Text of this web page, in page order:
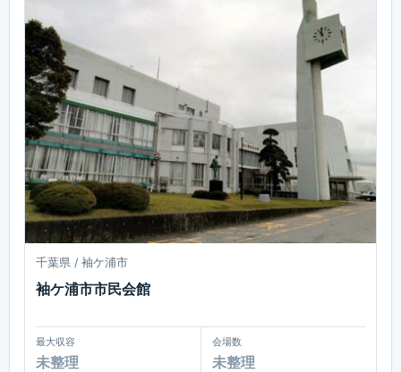
千葉県 / 袖ケ浦市
袖ケ浦市市民会館
最大収容
未整理
会場数
未整理